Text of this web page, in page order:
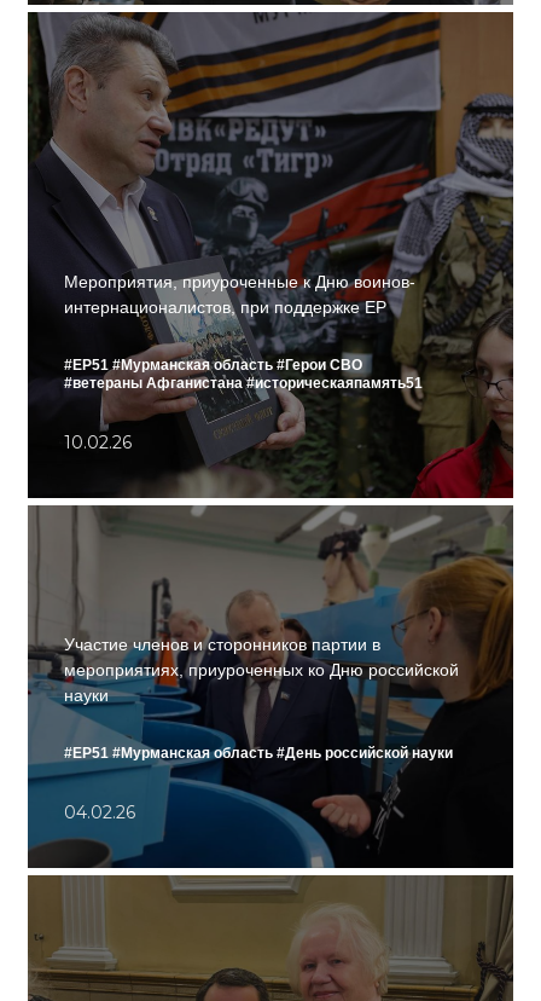
Мероприятия, приуроченные к Дню воинов-
интернационалистов, при поддержке ЕР
#ЕР51 #Мурманская область #Герои СВО
#ветераны Афганистана #историческаяпамять51
10.02.26
Участие членов и сторонников партии в
мероприятиях, приуроченных ко Дню российской
науки
#ЕР51 #Мурманская область #День российской науки
04.02.26